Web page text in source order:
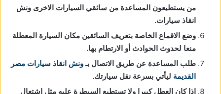
من يستطيعون المساعدة من سائقي السيارات الاخرى ونش
انقاذ سيارات.
وضع الاقماع الخاصة بتعريف السائقين مكان السيارة المعطلة
منعا لحدوث الحوادث أو الارتطام بها.
طلب المساعدة عن طريق الاتصال بـونش انقاذ سيارات مصر
القديمة ليأتي بسرعة نقل سيارتك.
اذا كان العطل كبيرا ولا تستطيع السيطرة عليه مثل اشتعال